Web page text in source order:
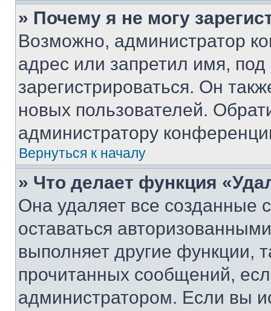
» Почему я не могу
Возможно, администратор
адрес или запретил имя,
зарегистрироваться. Он
новых пользователей.
администратору
Вернуться к началу
» Что делает функция
Она удаляет все созданные
оставаться
выполняет другие функции,
прочитанных сообщений,
администратором. Если вы